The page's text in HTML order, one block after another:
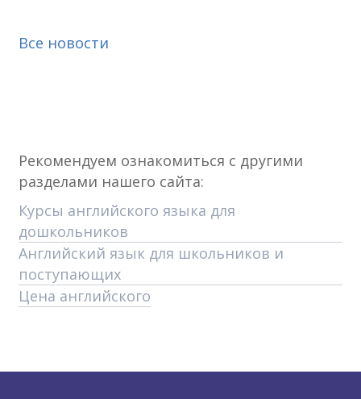
Все новости
Рекомендуем ознакомиться с другими
разделами нашего сайта:
Курсы английского языка для
дошкольников
Английский язык для школьников и
поступающих
Цена английского